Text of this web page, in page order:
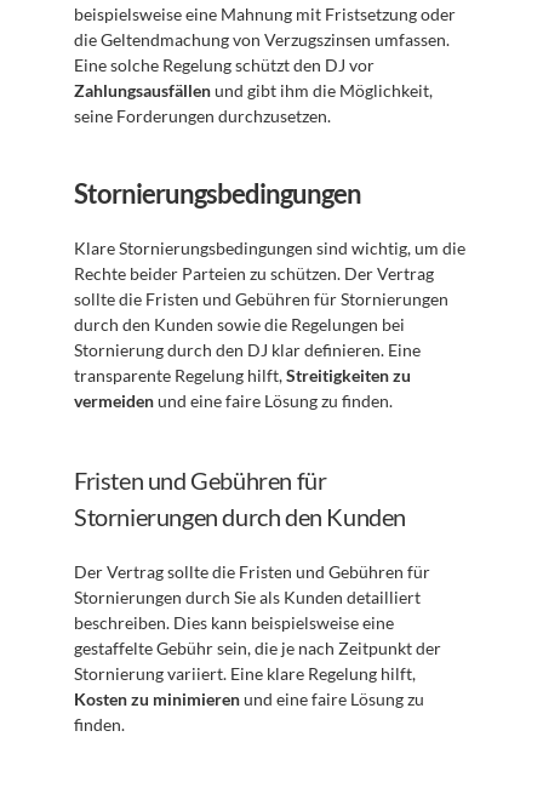
beispielsweise eine Mahnung mit Fristsetzung oder
die Geltendmachung von Verzugszinsen umfassen.
Zahlungsausfällen und gibt ihm die Möglichkeit,
seine Forderungen durchzusetzen.
Stornierungsbedingungen
Klare Stornierungsbedingungen sind wichtig, um die
Rechte beider Parteien zu schützen. Der Vertrag
sollte die Fristen und Gebühren für Stornierungen
durch den Kunden sowie die Regelungen bei
Stornierung durch den DJ klar definieren. Eine
transparente Regelung hilft, Streitigkeiten zu
vermeiden und eine faire Lösung zu finden.
Fristen und Gebühren für
Stornierungen durch den Kunden
Der Vertrag sollte die Fristen und Gebühren für
Stornierungen durch Sie als Kunden detailliert
beschreiben. Dies kann beispielsweise eine
gestaffelte Gebühr sein, die je nach Zeitpunkt der
Kosten zu minimieren und eine faire Lösung zu
finden.